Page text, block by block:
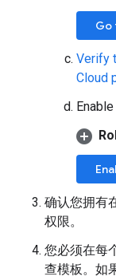
Go
Verify
Cloud
确认您拥有
权限。
您必须在每
查模板。如